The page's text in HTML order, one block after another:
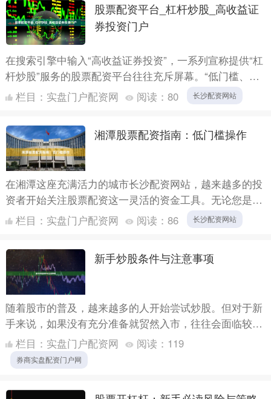
股票配资平台_杠杆炒股_高收益证
券投资门户
在搜索引擎中输入“高收益证券投资”，一系列宣称提供“杠
杆炒股”服务的股票配资平台往往充斥屏幕。“低门槛、高
杠杆、快速盈利”的广告语，对渴望在股市中迅速积累财
富的....
栏目： 实盘门户配资网 阅读： 80 长沙配资网站
湘潭股票配资指南：低门槛操作
在湘潭这座充满活力的城市长沙配资网站，越来越多的投
资者开始关注股票配资这一灵活的资金工具。无论您是刚
入市的新手，还是经验丰富的老股民，湘潭股票配资以其
低门槛、高....
栏目： 实盘门户配资网 阅读： 86 长沙配资网站
新手炒股条件与注意事项
随着股市的普及，越来越多的人开始尝试炒股。但对于新
手来说，如果没有充分准备就贸然入市，往往会面临较大
风险。本文将详细介绍新手炒股的基本条件与注意事项，
帮助您走好....
栏目： 实盘门户配资网 阅读： 119
券商实盘配资门户网